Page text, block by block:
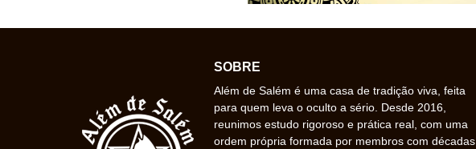
SOBRE
Além de Salém é uma casa de tradição viva, feita
para quem leva o oculto a sério. Desde 2016,
reunimos estudo rigoroso e prática real, com uma
ordem própria formada por membros com décadas